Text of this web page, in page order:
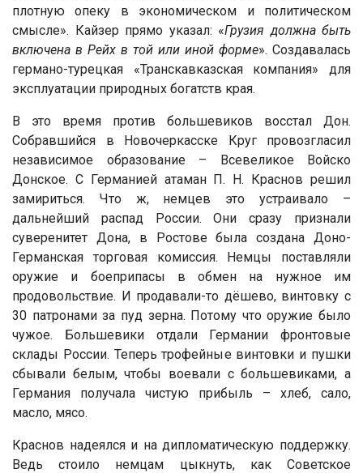
плотную опеку в экономическом и политическом
смысле». Кайзер прямо указал: «Грузия должна быть
включена в Рейх в той или иной форме». Создавалась
германо-турецкая «Транскавказская компания» для
эксплуатации природных богатств края.
В это время против большевиков восстал Дон.
Собравшийся в Новочеркасске Круг провозгласил
независимое образование – Всевеликое Войско
Донское. С Германией атаман П. Н. Краснов решил
замириться. Что ж, немцев это устраивало –
дальнейший распад России. Они сразу признали
суверенитет Дона, в Ростове была создана Доно-
Германская торговая комиссия. Немцы поставляли
оружие и боеприпасы в обмен на нужное им
продовольствие. И продавали-то дёшево, винтовку с
30 патронами за пуд зерна. Потому что оружие было
чужое. Большевики отдали Германии фронтовые
склады России. Теперь трофейные винтовки и пушки
сбывали белым, чтобы воевали с большевиками, а
Германия получала чистую прибыль – хлеб, сало,
масло, мясо.
Краснов надеялся и на дипломатическую поддержку.
Ведь стоило немцам цыкнуть, как Советское